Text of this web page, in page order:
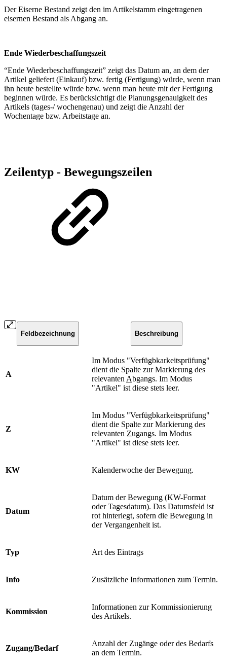
Der Eiserne Bestand zeigt den im Artikelstamm eingetragenen
eisernen Bestand als Abgang an.
Ende Wiederbeschaffungszeit
“Ende Wiederbeschaffungszeit” zeigt das Datum an, an dem der
Artikel geliefert (Einkauf) bzw. fertig (Fertigung) würde, wenn man
ihn heute bestellte würde bzw. wenn man heute mit der Fertigung
beginnen würde. Es berücksichtigt die Planungsgenauigkeit des
Artikels (tages-/ wochengenau) und zeigt die Anzahl der
Wochentage bzw. Arbeitstage an.
Zeilentyp - Bewegungszeilen
Feldbezeichnung Beschreibung
A
Im Modus "Verfügbkarkeitsprüfung"
dient die Spalte zur Markierung des
relevanten Abgangs. Im Modus
"Artikel" ist diese stets leer.
Z
Im Modus "Verfügbkarkeitsprüfung"
dient die Spalte zur Markierung des
relevanten Zugangs. Im Modus
"Artikel" ist diese stets leer.
KW Kalenderwoche der Bewegung.
Datum
Datum der Bewegung (KW-Format
oder Tagesdatum). Das Datumsfeld ist
rot hinterlegt, sofern die Bewegung in
der Vergangenheit ist.
Typ Art des Eintrags
Info Zusätzliche Informationen zum Termin.
Kommission
Informationen zur Kommissionierung
des Artikels.
Zugang/Bedarf
Anzahl der Zugänge oder des Bedarfs
an dem Termin.